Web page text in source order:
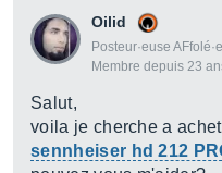
Oilid
Posteur·euse AFfolé·e
Membre depuis 23
Salut,
voila je cherche a
sennheiser hd 212